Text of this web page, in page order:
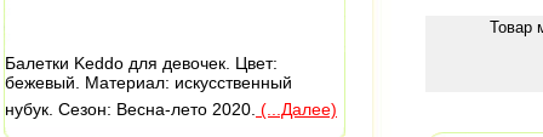
Балетки Keddo для девочек. Цвет:
бежевый. Материал: искусственный
нубук. Сезон: Весна-лето 2020. (...Далее)
Товар